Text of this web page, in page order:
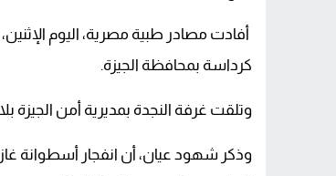
كرداسة بمحافظة الجيزة.
وتلقت غرفة النجدة بمديرية أمن
وذكر شهود عيان، أن انفجار أسطوانة